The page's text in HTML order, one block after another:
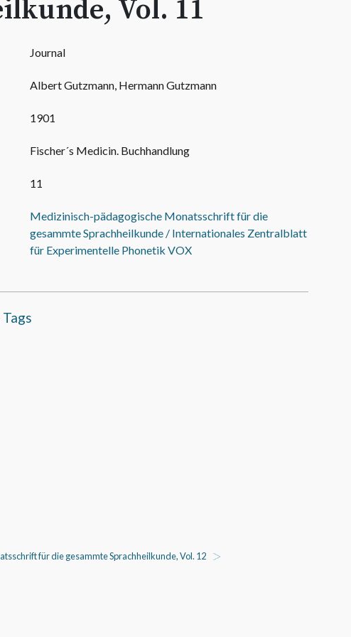
Vol. 11
Journal
Albert Gutzmann, Hermann Gutzmann
1901
Fischer´s Medicin. Buchhandlung
11
Medizinisch-pädagogische Monatsschrift für die
gesammte Sprachheilkunde / Internationales Zentralblatt
für Experimentelle Phonetik VOX
für die gesammte Sprachheilkunde, Vol. 12